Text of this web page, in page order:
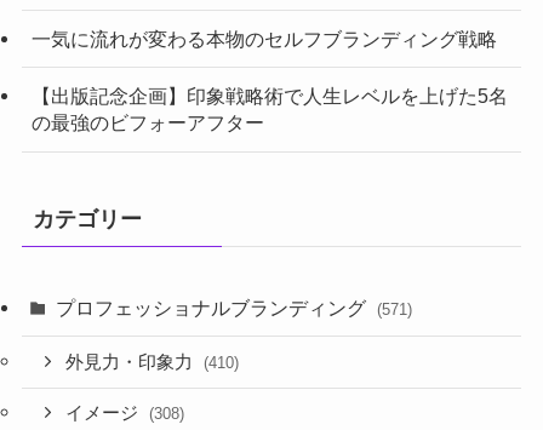
一気に流れが変わる本物のセルフブランディング戦略
【出版記念企画】印象戦略術で人生レベルを上げた5名
の最強のビフォーアフター
カテゴリー
プロフェッショナルブランディング (571)
外見力・印象力 (410)
イメージ (308)